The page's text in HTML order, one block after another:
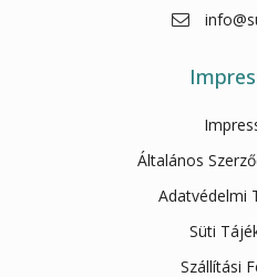
Általános
Adatvédelmi
Süti
Szállítási